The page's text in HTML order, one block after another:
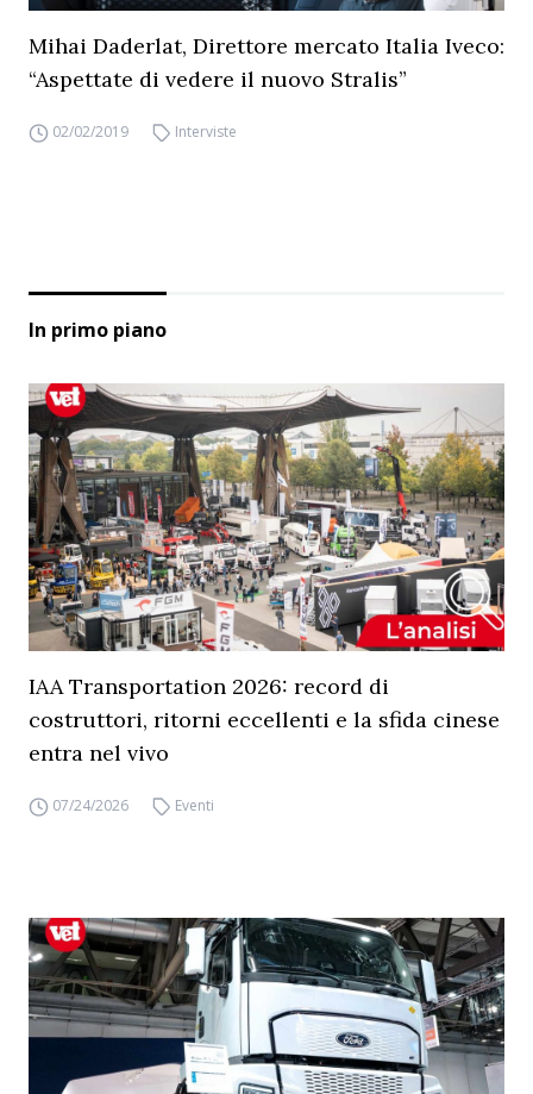
Mihai Daderlat, Direttore mercato Italia Iveco:
“Aspettate di vedere il nuovo Stralis”
02/02/2019 Interviste
In primo piano
IAA Transportation 2026: record di
costruttori, ritorni eccellenti e la sfida cinese
entra nel vivo
07/24/2026 Eventi